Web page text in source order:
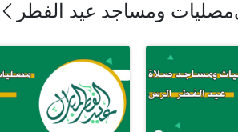
مصليات ومساجد عيد الفطر